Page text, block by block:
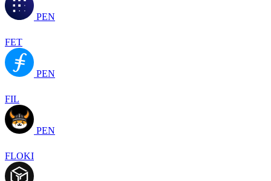
PEN
FET
PEN
FIL
PEN
FLOKI